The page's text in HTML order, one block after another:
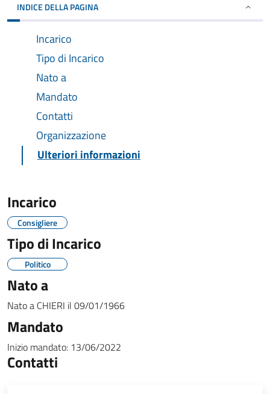
INDICE DELLA PAGINA
Incarico
Tipo di Incarico
Nato a
Mandato
Contatti
Organizzazione
Ulteriori informazioni
Incarico
Consigliere
Tipo di Incarico
Politico
Nato a
Nato a CHIERI il 09/01/1966
Mandato
Inizio mandato: 13/06/2022
Contatti